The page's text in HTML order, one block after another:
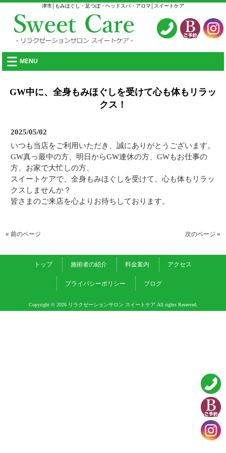
津市│もみほぐし・足つぼ・ヘッドスパ・アロマ│スイートケア
MENU
GW中に、全身もみほぐしを受けて心も体もリラッ
クス！
2025/05/02
いつも当店をご利用いただき、誠にありがとうございます。
GW真っ最中の方、明日からGW連休の方、GWもお仕事の
方、お家で大忙しの方、
スイートケアで、全身もみほぐしを受けて、心も体もリラッ
クスしませんか？
皆さまのご来店を心よりお待ちしております。
« 前のページ 次のページ »
トップ 施術者の紹介 料金案内 アクセス
プライバシーポリシー ブログ
Copyright © 2026 リラクゼーションサロン スイートケア All rights Reserved.